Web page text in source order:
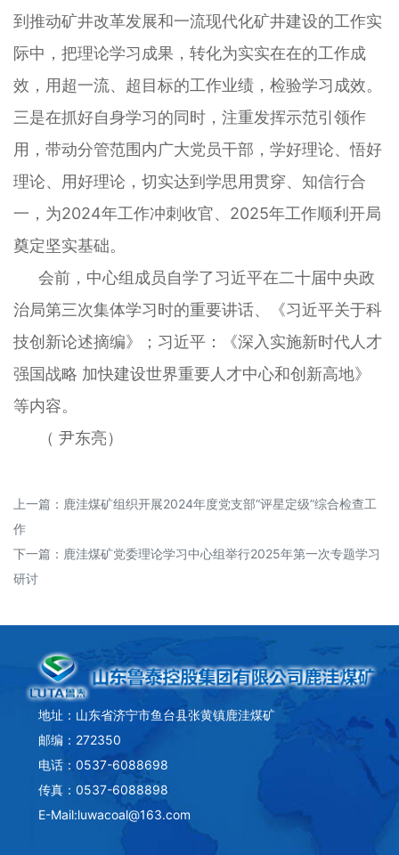
到推动矿井改革发展和一流现代化矿井建设的工作实
际中，把理论学习成果，转化为实实在在的工作成
效，用超一流、超目标的工作业绩，检验学习成效。
三是在抓好自身学习的同时，注重发挥示范引领作
用，带动分管范围内广大党员干部，学好理论、悟好
理论、用好理论，切实达到学思用贯穿、知信行合
一，为2024年工作冲刺收官、2025年工作顺利开局
奠定坚实基础。
会前，中心组成员自学了习近平在二十届中央政
治局第三次集体学习时的重要讲话、《习近平关于科
技创新论述摘编》；习近平：《深入实施新时代人才
强国战略 加快建设世界重要人才中心和创新高地》
等内容。
（ 尹东亮）
上一篇： 鹿洼煤矿组织开展2024年度党支部“评星定级”综合检查工
作
下一篇： 鹿洼煤矿党委理论学习中心组举行2025年第一次专题学习
研讨
地址：山东省济宁市鱼台县张黄镇鹿洼煤矿
邮编：272350
电话：0537-6088698
传真：0537-6088898
E-Mail:luwacoal@163.com